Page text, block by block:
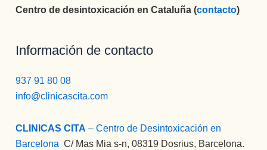
Centro de desintoxicación en Cataluña (contacto)
Información de contacto
937 91 80 08
info@clinicascita.com
CLINICAS CITA – Centro de Desintoxicación en
Barcelona :C/ Mas Mia s-n, 08319 Dosrius, Barcelona.